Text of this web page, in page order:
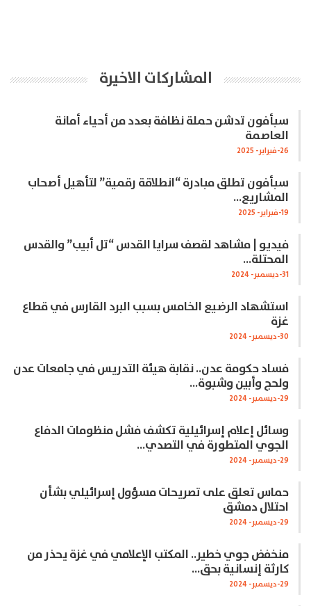
المشاركات الاخيرة
سبأفون تدشن حملة نظافة بعدد من أحياء أمانة
العاصمة
26-فبراير- 2025
سبأفون تطلق مبادرة “انطلاقة رقمية” لتأهيل أصحاب
المشاريع…
19-فبراير- 2025
فيديو | مشاهد لقصف سرايا القدس “تل أبيب” والقدس
المحتلة…
31-ديسمبر- 2024
استشهاد الرضيع الخامس بسبب البرد القارس في قطاع
غزة
30-ديسمبر- 2024
فساد حكومة عدن.. نقابة هيئة التدريس في جامعات عدن
ولحج وأبين وشبوة…
29-ديسمبر- 2024
وسائل إعلام إسرائيلية تكشف فشل منظومات الدفاع
الجوي المتطورة في التصدي…
29-ديسمبر- 2024
حماس تعلق على تصريحات مسؤول إسرائيلي بشأن
احتلال دمشق
29-ديسمبر- 2024
منخفض جوي خطير.. المكتب الإعلامي في غزة يحذر من
كارثة إنسانية بحق…
29-ديسمبر- 2024